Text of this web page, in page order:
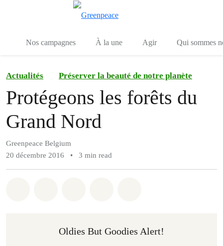
Nos campagnes À la une Agir Qui sommes
Actualités Préserver la beauté de notre planète
Protégeons les forêts du
Grand Nord
Greenpeace Belgium
20 décembre 2016
• 3 min read
Oldies But Goodies Alert!